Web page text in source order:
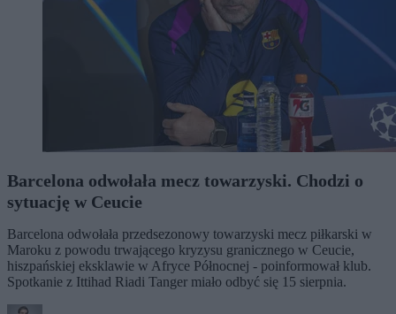
Barcelona odwołała mecz towarzyski. Chodzi o
sytuację w Ceucie
Barcelona odwołała przedsezonowy towarzyski mecz piłkarski w
Maroku z powodu trwającego kryzysu granicznego w Ceucie,
hiszpańskiej eksklawie w Afryce Północnej - poinformował klub.
Spotkanie z Ittihad Riadi Tanger miało odbyć się 15 sierpnia.